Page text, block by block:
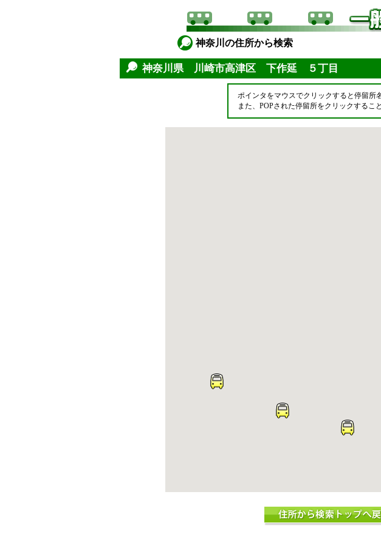
神奈川の住所から検索
神奈川県 川崎市高津区 下作延 ５丁目
ポインタをマウスでクリックすると停留所
また、POPされた停留所をクリックする